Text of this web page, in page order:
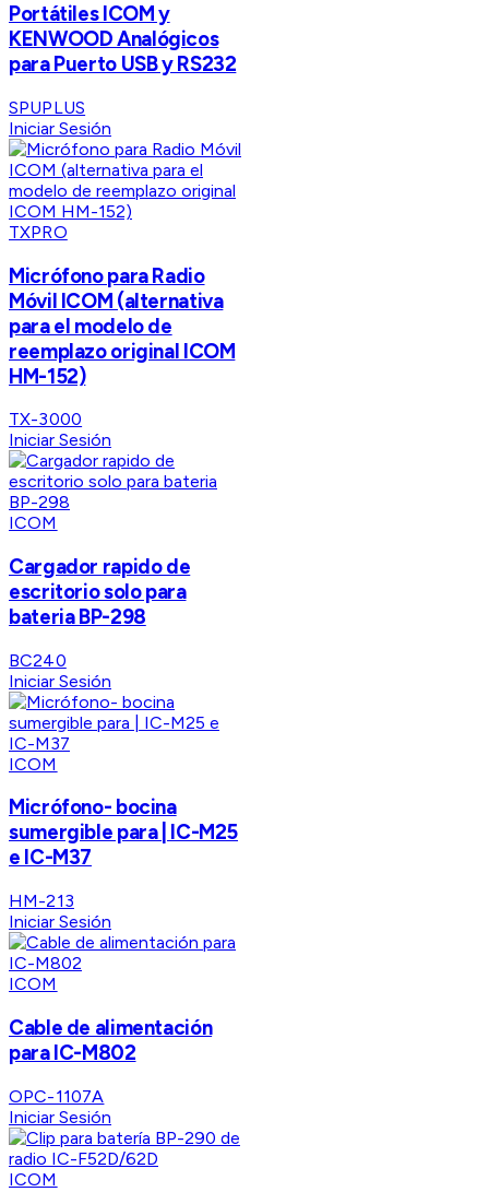
Portátiles ICOM y
KENWOOD Analógicos
para Puerto USB y RS232
SPUPLUS
Iniciar Sesión
TXPRO
Micrófono para Radio
Móvil ICOM (alternativa
para el modelo de
reemplazo original ICOM
HM-152)
TX-3000
Iniciar Sesión
ICOM
Cargador rapido de
escritorio solo para
bateria BP-298
BC240
Iniciar Sesión
ICOM
Micrófono- bocina
sumergible para | IC-M25
e IC-M37
HM-213
Iniciar Sesión
ICOM
Cable de alimentación
para IC-M802
OPC-1107A
Iniciar Sesión
ICOM